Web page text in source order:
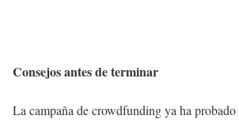
Consejos antes de terminar
La campaña de crowdfunding ya ha